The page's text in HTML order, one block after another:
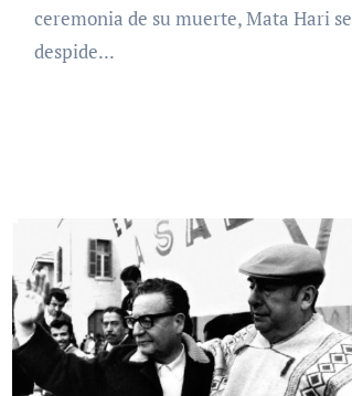
ceremonia de su muerte, Mata Hari se
despide...